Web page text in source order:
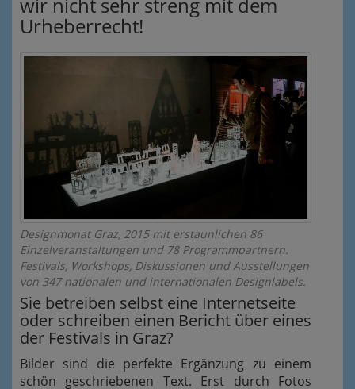
Urheberrecht!
Designmonat Graz, 2015 mit erstaunlichen 86
Einzelveranstaltungen und 78 Programmpartnern.
Festivals, Workshops, Diskussionen und Ausstellungen
von 347 nationalen und internationalen Designlabels.
Sie betreiben selbst eine Internetseite
oder schreiben einen Bericht über eines
der Festivals in Graz?
Bilder sind die perfekte Ergänzung zu einem
schön geschriebenen Text. Erst durch Fotos